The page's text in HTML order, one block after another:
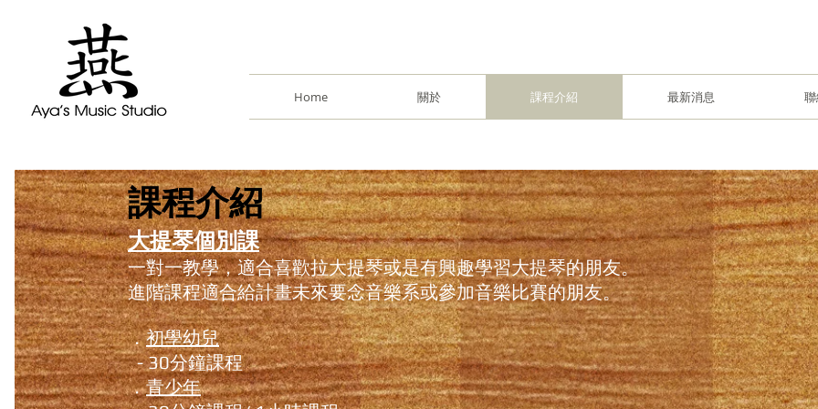
Home 關於 課程介紹 最新消息
課程介紹
大提琴個別課
一對一教學，適合喜歡拉大提琴或是有興趣學習大提琴的朋友。
進階課程適合給計畫未來要念音樂系或參加音樂比賽的朋友。
．初學幼兒
- 30分鐘課程
．青少年